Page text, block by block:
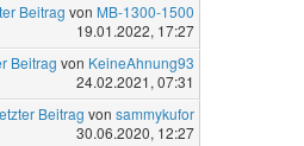
Beitrag von MB-1300-1500
19.01.2022, 17:27
Beitrag von KeineAhnung93
24.02.2021, 07:31
Beitrag von sammykufor
30.06.2020, 12:27